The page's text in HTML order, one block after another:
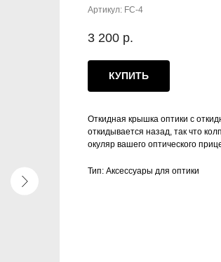
Артикул: FC-4
3 200 р.
КУПИТЬ
Откидная крышка оптики с
откидывается назад, так что
окуляр вашего оптического
Тип: Аксессуары для оптики